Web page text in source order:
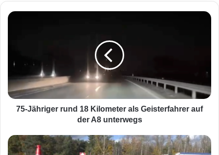
7
i
g
u
n
75-Jähriger rund 18 Kilometer als Geisterfahrer auf
der A8 unterwegs
R
ü